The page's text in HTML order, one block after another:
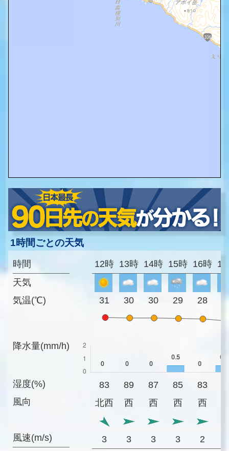
1時間ごとの天気
時間
天気
気温(℃)
降水量(mm/h)
湿度(%)
風向
風速(m/s)
12時 13時 14時 15時 16時
31 30 30 29 28
83 89 87 85 83
北西
西 西 西 西
3 3 3 3 2